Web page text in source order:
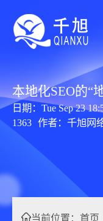
本地化SEO的“
日期：Tue Sep 23
1363 作者：千旭网
当前位置： 首页